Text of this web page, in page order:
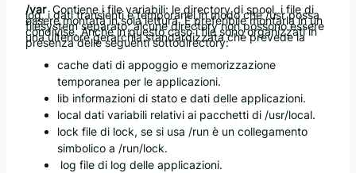
/varContiene i file variabili: le directory di spool, i file di
log, i dati transienti e temporanei,in modo che /usr possa
essere montata in sola lettura. E preferibile montarla in un
filesystem separato; alcune directory non possono essere
condivise. Anche in questo caso i file sono organizzati in
una ulteriore gerarchia standardizzata che prevede la
presenza delle seguenti sottodirectory:
cache dati di appoggio e memorizzazione
temporanea per le applicazioni.
lib informazioni di stato e dati delle applicazioni.
local dati variabili relativi ai pacchetti di /usr/local.
lock file di lock, se si usa /run è un collegamento
simbolico a /run/lock.
log file di log delle applicazioni.